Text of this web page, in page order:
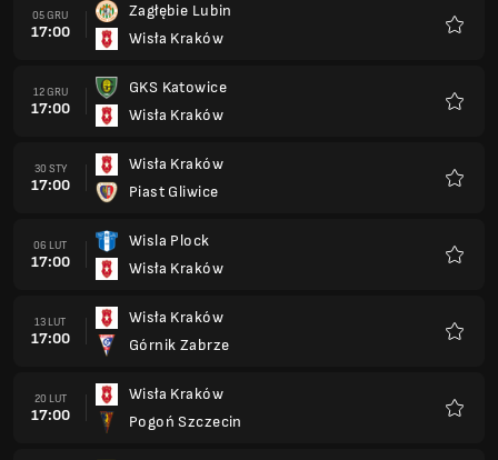
05 GRU
17:00
Zagłębie Lubin
Wisła Kraków
12 GRU
17:00
GKS Katowice
Wisła Kraków
30 STY
17:00
Wisła Kraków
Piast Gliwice
06 LUT
17:00
Wisla Plock
Wisła Kraków
13 LUT
17:00
Wisła Kraków
Górnik Zabrze
20 LUT
17:00
Wisła Kraków
Pogoń Szczecin